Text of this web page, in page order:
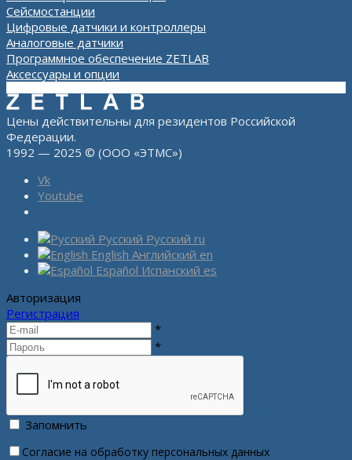
Сейсмостанции
Цифровые датчики и контроллеры
Аналоговые датчики
Программное обеспечение ZETLAB
Аксессуары и опции
Цены действительны для резидентов Российской
Федерации.
1992 — 2025 © (ООО «ЭТМС»)
Vk
Youtube
Русский Русский ru
English Английский en
Español Испанский es
Авторизация
Регистрация
*
*
Запомнить
Согласие на обработку персональных данных